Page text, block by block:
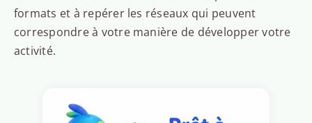
formats et à repérer les réseaux qui peuvent
correspondre à votre manière de développer votre
activité.